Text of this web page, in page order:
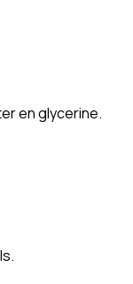
en glycerine.